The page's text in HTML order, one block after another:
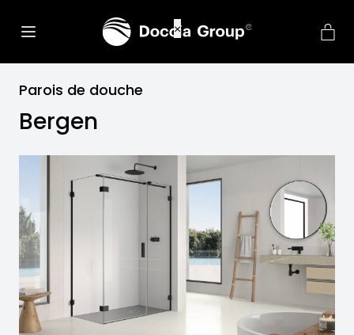
Parois de douche
Bergen